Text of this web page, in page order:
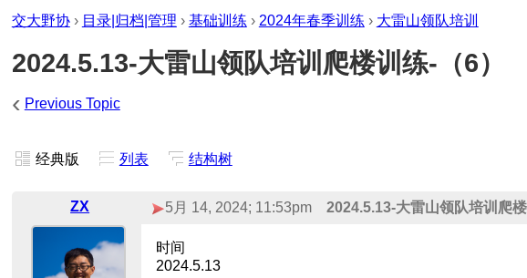
交大野协 › 目录|归档|管理 › 基础训练 › 2024年春季训练 › 大雷山领队培训
2024.5.13-大雷山领队培训爬楼训练-（6）
‹ Previous Topic
经典版 列表 结构树
ZX 5月 14, 2024; 11:53pm 2024.5.13-大雷山领队培训爬楼
时间
2024.5.13